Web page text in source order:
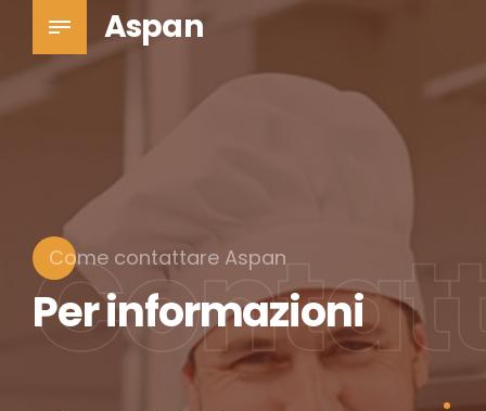
Aspan
Come contattare Aspan
Per informazioni